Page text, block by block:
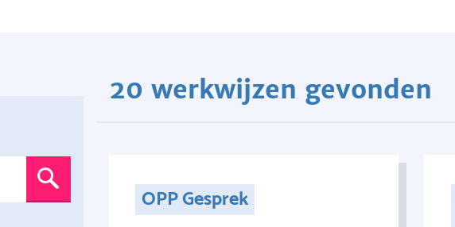
20 werkwijzen gevonden
OPP Gesprek